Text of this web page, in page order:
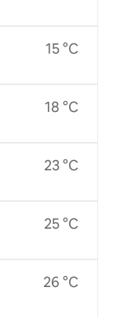
15 °C
18 °C
23 °C
25 °C
26 °C